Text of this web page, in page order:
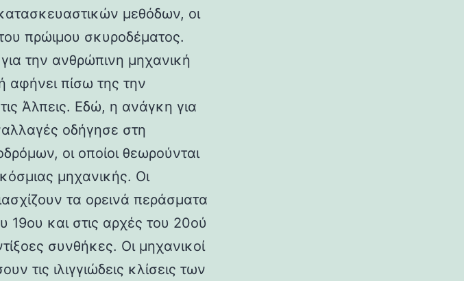
μεθόδων, οι
πρώιμου σκυροδέματος.
την ανθρώπινη μηχανική
αφήνει πίσω της την
Άλπεις. Εδώ, η ανάγκη για
οδήγησε στη
οι οποίοι θεωρούνται
μηχανικής. Οι
τα ορεινά περάσματα
και στις αρχές του 20ού
συνθήκες. Οι μηχανικοί
τις ιλιγγιώδεις κλίσεις των